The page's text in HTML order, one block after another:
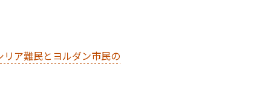
ア難民とヨルダン市民の